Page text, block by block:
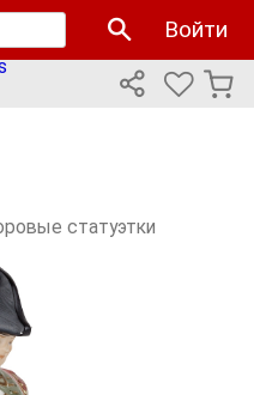
улучшения работы
пользоваться сайтом
использования
Войти
статуэтки